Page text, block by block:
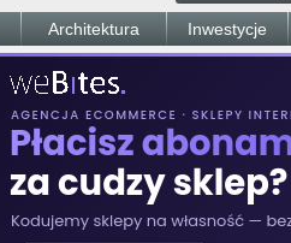
Architektura Inwestycje